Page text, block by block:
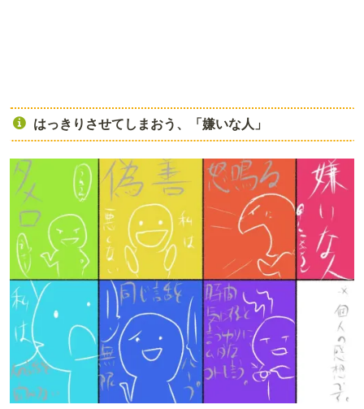
はっきりさせてしまおう、「嫌いな人」